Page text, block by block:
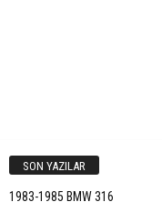
SON YAZILAR
1983-1985 BMW 316